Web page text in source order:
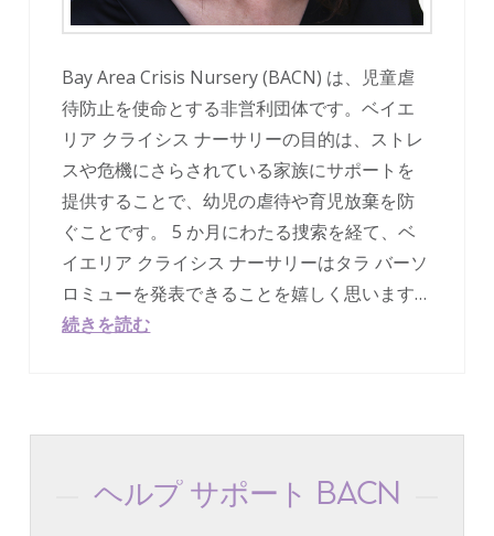
Bay Area Crisis Nursery (BACN) は、児童虐
待防止を使命とする非営利団体です。ベイエ
リア クライシス ナーサリーの目的は、ストレ
スや危機にさらされている家族にサポートを
提供することで、幼児の虐待や育児放棄を防
ぐことです。 5 か月にわたる捜索を経て、ベ
イエリア クライシス ナーサリーはタラ バーソ
ロミューを発表できることを嬉しく思います…
続きを読む
ヘルプ サポート BACN